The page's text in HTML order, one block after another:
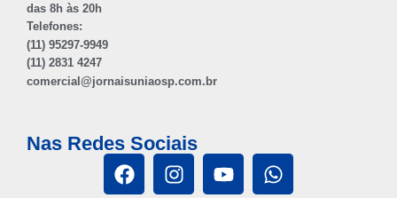
das 8h às 20h
Telefones:
(11) 95297-9949
(11) 2831 4247
comercial@jornaisuniaosp.com.br
Nas Redes Sociais